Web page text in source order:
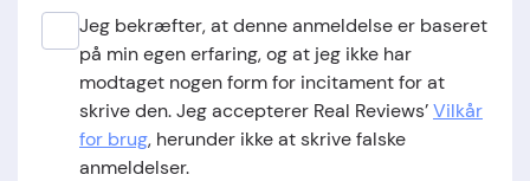
Jeg bekræfter, at denne anmeldelse er baseret
på min egen erfaring, og at jeg ikke har
modtaget nogen form for incitament for at
skrive den. Jeg accepterer Real Reviews’Vilkår
for brug, herunder ikke at skrive falske
anmeldelser.